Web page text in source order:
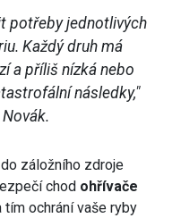
potřeby jednotlivých
Každý druh má
a příliš nízká nebo
následky,"
záložního zdroje
chod ohřívače
tím ochrání vaše ryby